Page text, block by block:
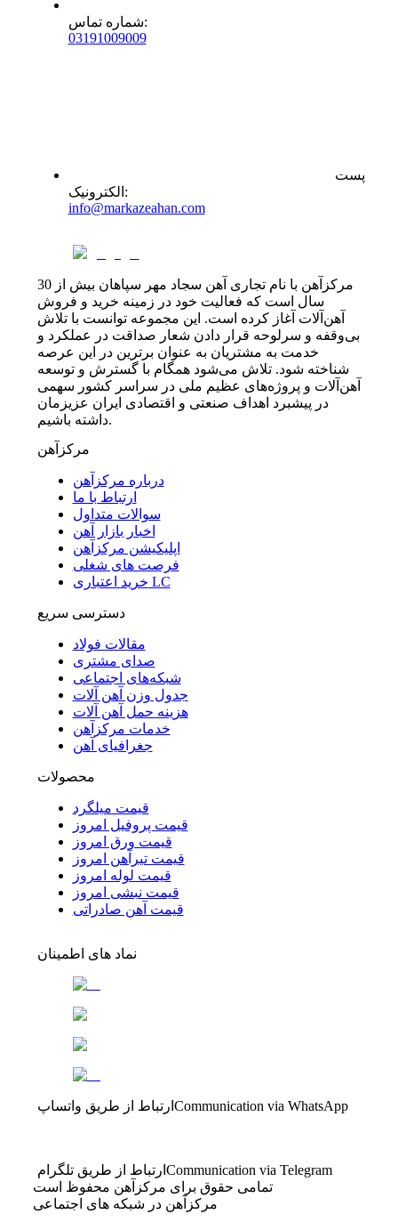
شماره تماس:
03191009009
پست
الکترونیک :
info@markazeahan.com
مرکزآهن با نام تجاری آهن سجاد مهر سپاهان بیش از 30
سال است که فعالیت خود در زمینه خرید و فروش
آهن‌آلات آغاز کرده است. این مجموعه توانست با تلاش
بی‌وقفه و سرلوحه قرار دادن شعار صداقت در عملکرد و
خدمت به مشتریان به عنوان برترین در این عرصه
شناخته شود. تلاش می‌شود همگام با گسترش و توسعه
آهن‌آلات و پروژه‌های عظیم ملی در سراسر کشور سهمی
در پیشبرد اهداف صنعتی و اقتصادی ایران عزیزمان
داشته باشیم.
مرکزآهن
درباره مرکزآهن
ارتباط با ما
سوالات متداول
اخبار بازار آهن
اپلیکیشن مرکزآهن
فرصت های شغلی
خرید اعتباری LC
دسترسی سریع
مقالات فولاد
صدای مشتری
شبکه‌های اجتماعی
جدول وزن آهن آلات
هزینه حمل آهن آلات
خدمات مرکزآهن
جغرافیای آهن
محصولات
قیمت میلگرد
قیمت پروفیل امروز
قیمت ورق امروز
قیمت تیرآهن امروز
قیمت لوله امروز
قیمت نبشی امروز
قیمت آهن صادراتی
نماد های اطمینان
ارتباط از طریق واتساپ Communication via WhatsApp
ارتباط از طریق تلگرام Communication via Telegram
تمامی حقوق برای مرکزآهن محفوظ است
مرکزآهن در شبکه های اجتماعی